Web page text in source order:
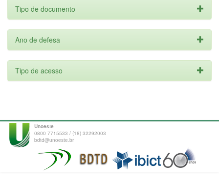
Tipo de documento
Ano de defesa
Tipo de acesso
Unoeste
0800 7715533 / (18) 32292003
bdtd@unoeste.br